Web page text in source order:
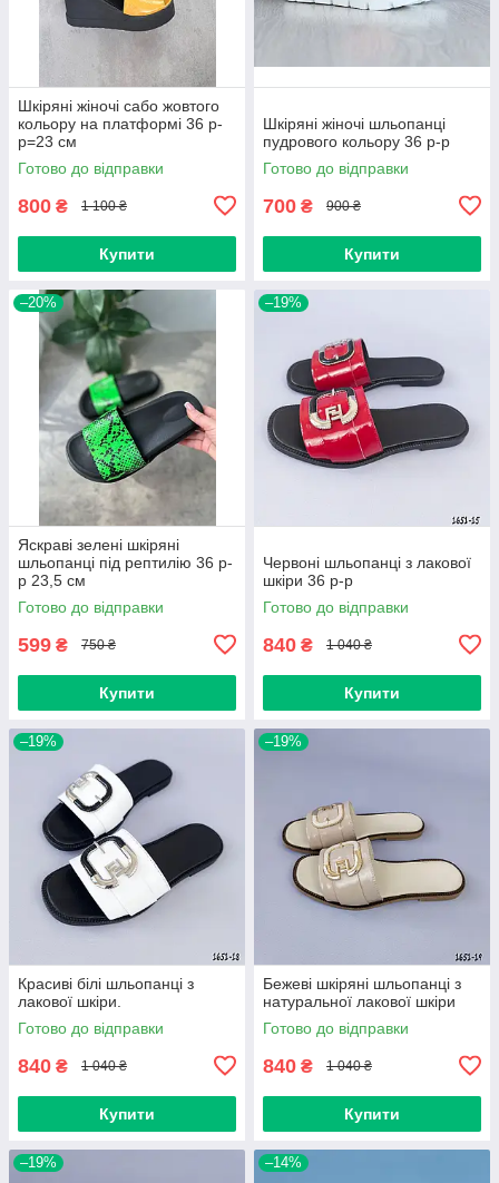
Шкіряні жіночі сабо жовтого
кольору на платформі 36 р-
р=23 см
Готово до відправки
800 ₴ 1 100 ₴
Купити
Шкіряні жіночі шльопанці
пудрового кольору 36 р-р
Готово до відправки
700 ₴ 900 ₴
Купити
–20%
Яскраві зелені шкіряні
шльопанці під рептилію 36 р-
р 23,5 см
Готово до відправки
599 ₴ 750 ₴
Купити
–19%
Червоні шльопанці з лакової
шкіри 36 р-р
Готово до відправки
840 ₴ 1 040 ₴
Купити
–19%
Красиві білі шльопанці з
лакової шкіри.
Готово до відправки
840 ₴ 1 040 ₴
Купити
–19%
Бежеві шкіряні шльопанці з
натуральної лакової шкіри
Готово до відправки
840 ₴ 1 040 ₴
Купити
–19% –14%